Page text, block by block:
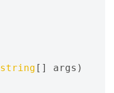
string [] args )